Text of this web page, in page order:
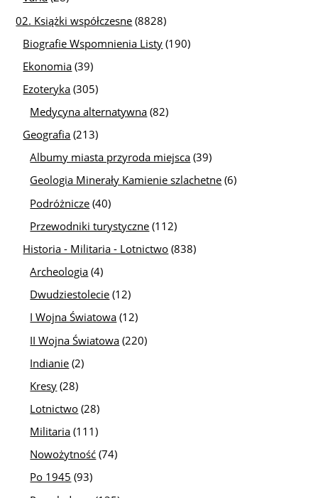
02. Książki współczesne (8828)
Biografie Wspomnienia Listy (190)
Ekonomia (39)
Ezoteryka (305)
Medycyna alternatywna (82)
Geografia (213)
Albumy miasta przyroda miejsca (39)
Geologia Minerały Kamienie szlachetne (6)
Podróżnicze (40)
Przewodniki turystyczne (112)
Historia - Militaria - Lotnictwo (838)
Archeologia (4)
Dwudziestolecie (12)
I Wojna Światowa (12)
II Wojna Światowa (220)
Indianie (2)
Kresy (28)
Lotnictwo (28)
Militaria (111)
Nowożytność (74)
Po 1945 (93)